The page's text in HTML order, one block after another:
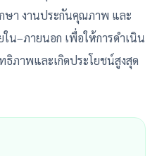
ษา งานประกันคุณภาพ และ
น–ภายนอก เพื่อให้การดำเนิน
ภาพและเกิดประโยชน์สูงสุด